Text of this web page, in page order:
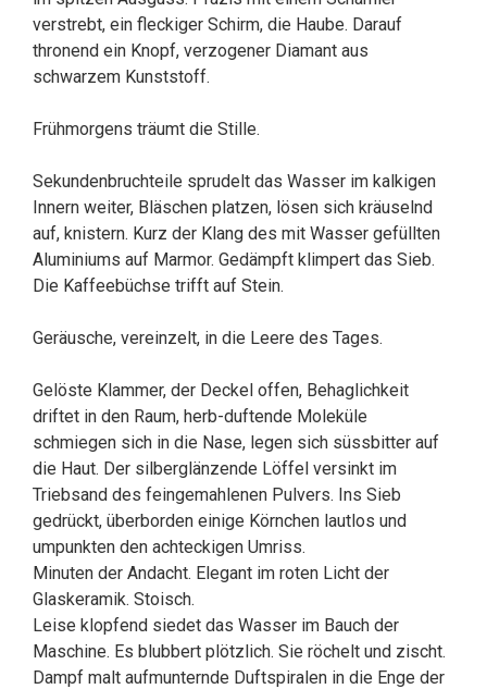
verstrebt, ein fleckiger Schirm, die Haube. Darauf
thronend ein Knopf, verzogener Diamant aus
schwarzem Kunststoff.
Frühmorgens träumt die Stille.
Sekundenbruchteile sprudelt das Wasser im kalkigen
Innern weiter, Bläschen platzen, lösen sich kräuselnd
auf, knistern. Kurz der Klang des mit Wasser gefüllten
Aluminiums auf Marmor. Gedämpft klimpert das Sieb.
Die Kaffeebüchse trifft auf Stein.
Geräusche, vereinzelt, in die Leere des Tages.
Gelöste Klammer, der Deckel offen, Behaglichkeit
driftet in den Raum, herb-duftende Moleküle
schmiegen sich in die Nase, legen sich süssbitter auf
die Haut. Der silberglänzende Löffel versinkt im
Triebsand des feingemahlenen Pulvers. Ins Sieb
gedrückt, überborden einige Körnchen lautlos und
umpunkten den achteckigen Umriss.
Minuten der Andacht. Elegant im roten Licht der
Glaskeramik. Stoisch.
Leise klopfend siedet das Wasser im Bauch der
Maschine. Es blubbert plötzlich. Sie röchelt und zischt.
Dampf malt aufmunternde Duftspiralen in die Enge der